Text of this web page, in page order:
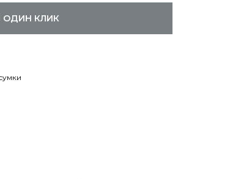
ОДИН КЛИК